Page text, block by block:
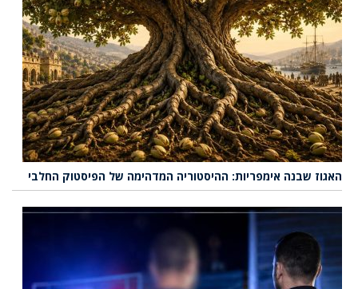
האגוז שבנה אימפריות: ההיסטוריה המדהימה של הפיסטוק החלבי